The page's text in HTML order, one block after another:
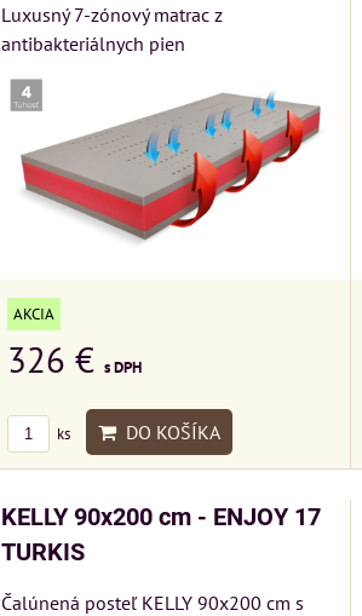
Luxusný 7-zónový matrac z
antibakteriálnych pien
AKCIA
326 € s DPH
ks DO KOŠÍKA
KELLY 90x200 cm - ENJOY 17
TURKIS
Čalúnená posteľ KELLY 90x200 cm s